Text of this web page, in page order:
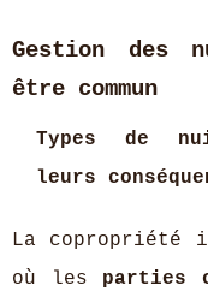
Gestion des
être commun
Types de
leurs
La copropriété
où les parties